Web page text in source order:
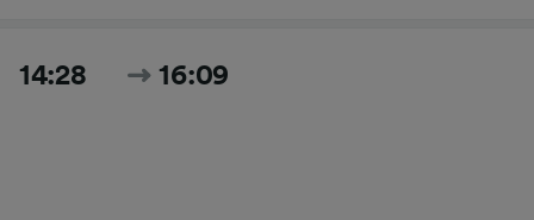
14:28 16:09